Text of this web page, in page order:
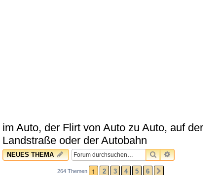
im Auto, der Flirt von Auto zu Auto, auf der
Landstraße oder der Autobahn
NEUES THEMA SUCHEERWEITERTE
264 Themen 1 2 3 4 5 6